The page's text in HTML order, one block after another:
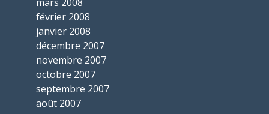
février 2008
janvier 2008
décembre 2007
novembre 2007
octobre 2007
septembre 2007
août 2007